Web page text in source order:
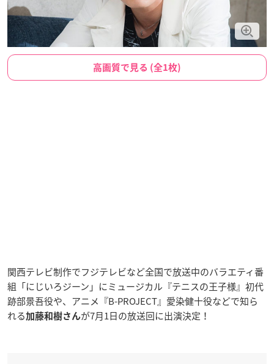
高画質で見る (全1枚)
関西テレビ制作でフジテレビなど全国で放送中のバラエティ番
組「にじいろジーン」にミュージカル『テニスの王子様』初代
跡部景吾役や、アニメ『B-PROJECT』愛染健十役などで知ら
れる加藤和樹さんが7月1日の放送回に出演決定！